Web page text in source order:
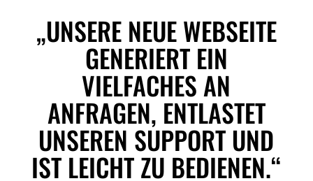
„UNSERE NEUE WEBSEITE
GENERIERT EIN
VIELFACHES AN
ANFRAGEN, ENTLASTET
UNSEREN SUPPORT UND
IST LEICHT ZU BEDIENEN.“